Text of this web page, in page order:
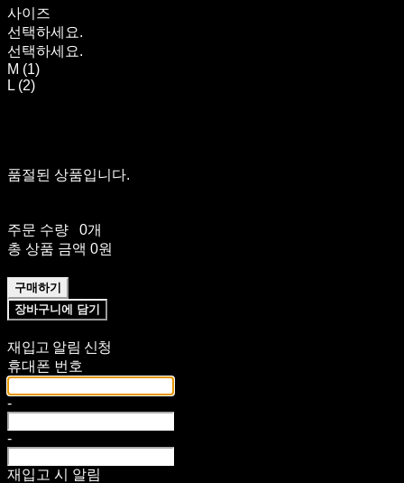
사이즈
선택하세요.
선택하세요.
M (1)
L (2)
품절된 상품입니다.
주문 수량
0개
총 상품 금액 0원
구매하기
장바구니에 담기
재입고 알림 신청
휴대폰 번호
-
-
재입고 시 알림